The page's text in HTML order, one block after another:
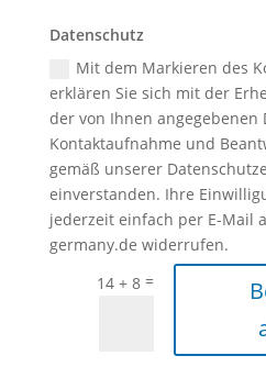
Datenschutz
Datenschutz
Mit dem Markieren des
erklären Sie sich mit der
der von Ihnen angegebenen
Kontaktaufnahme und
gemäß unserer
einverstanden. Ihre
jederzeit einfach per E-Mail
germany.de widerrufen.
14 + 8=